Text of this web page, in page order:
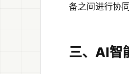
备之间进行协
三、AI智